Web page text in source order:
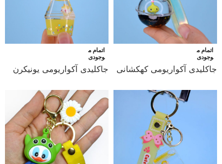
اتمام م
وجودی
جاکلیدی آکواریومی کهکشانی
اتمام م
وجودی
جاکلیدی آکواریومی یونیکرن